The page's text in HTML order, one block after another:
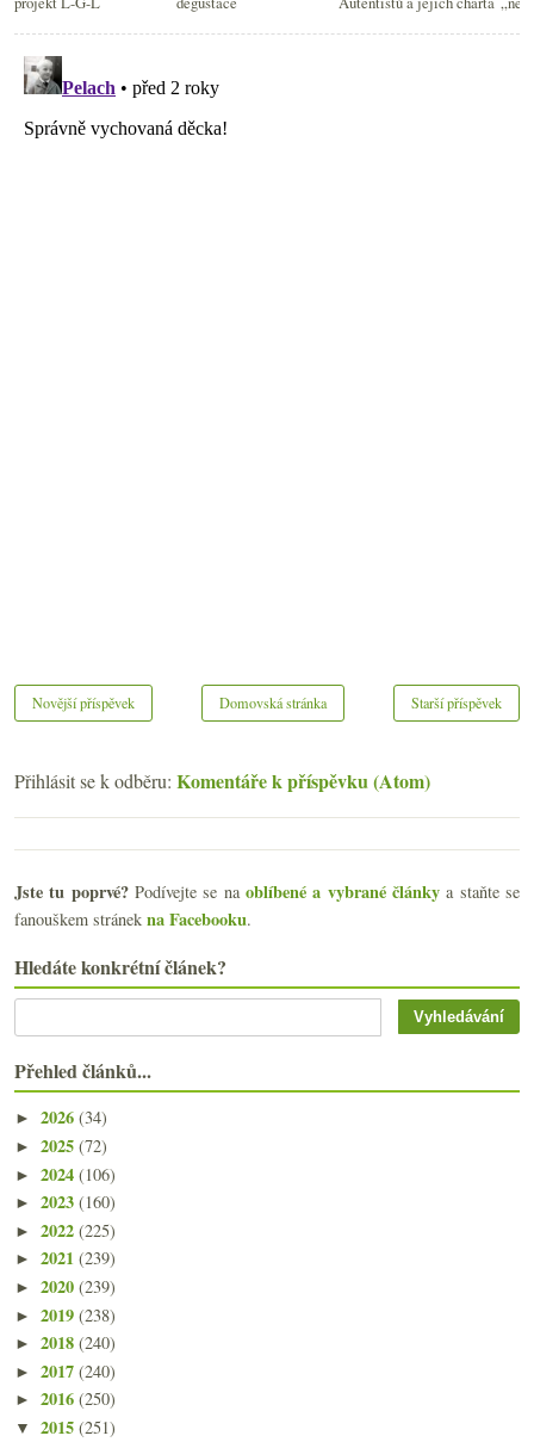
Novější příspěvek Starší příspěvek
Domovská stránka
Přihlásit se k odběru: Komentáře k příspěvku (Atom)
Jste tu poprvé?Podívejte se naoblíbené a vybrané články a staňte se
fanouškem stránek na Facebooku.
Hledáte konkrétní článek?
Přehled článků...
► 2026 (34)
► 2025 (72)
► 2024 (106)
► 2023 (160)
► 2022 (225)
► 2021 (239)
► 2020 (239)
► 2019 (238)
► 2018 (240)
► 2017 (240)
► 2016 (250)
▼ 2015 (251)